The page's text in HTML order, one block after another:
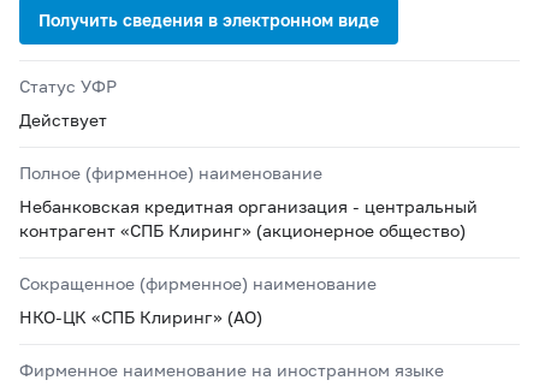
Статус УФР
Действует
Полное (фирменное) наименование
Небанковская кредитная организация - центральный
контрагент «СПБ Клиринг» (акционерное общество)
Сокращенное (фирменное) наименование
НКО-ЦК «СПБ Клиринг» (АО)
Фирменное наименование на иностранном языке